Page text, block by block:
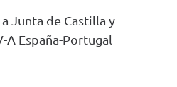
Junta de Castilla y
España-Portugal